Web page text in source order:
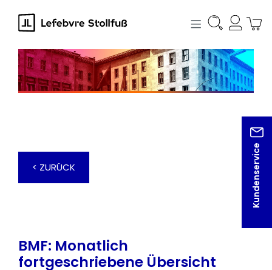
springen
Kundenservice
< ZURÜCK
BMF: Monatlich
fortgeschriebene Übersicht